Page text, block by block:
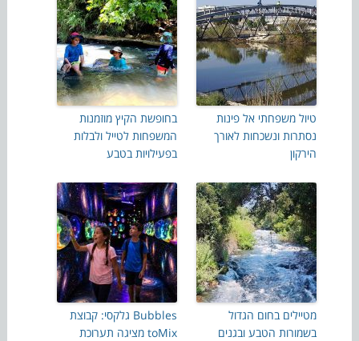
טיול משפחתי אל פינות
נסתרות ונשכחות לאורך
הירקון
בחופשת הקיץ מוזמנות
המשפחות לטייל ולבלות
בפעילויות בטבע
מטיילים בחום הגדול
בשמורות הטבע ובגנים
Bubbles גלקסי: קבוצת
toMix מציגה תערוכת